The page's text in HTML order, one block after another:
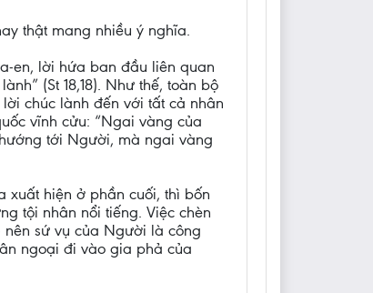
thật mang nhiều ý nghĩa.
en, lời hứa ban đầu liên quan
(St 18,18). Như thế, toàn bộ
chúc lành đến với tất cả nhân
vĩnh cửu: “Ngai vàng của
tới Người, mà ngai vàng
xuất hiện ở phần cuối, thì bốn
tội nhân nổi tiếng. Việc chèn
sứ vụ của Người là công
ngoại đi vào gia phả của